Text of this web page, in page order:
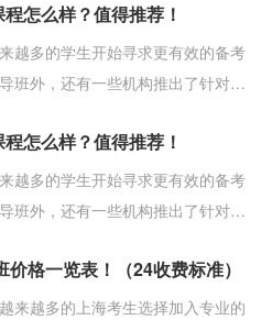
怎么样？值得推荐！
越多的学生开始寻求更有效的备考
班外，还有一些机构推出了针对特
怎么样？值得推荐！
越多的学生开始寻求更有效的备考
班外，还有一些机构推出了针对特
格一览表！（24收费标准）
来越多的上海考生选择加入专业的